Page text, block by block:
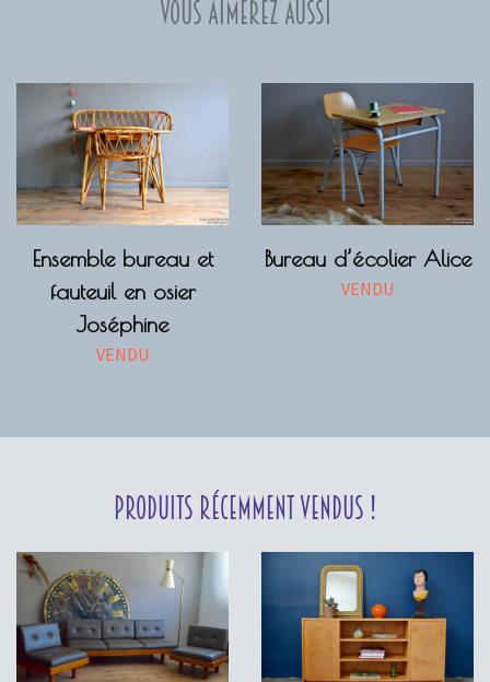
Vous aimerez aussi
Ensemble bureau et
fauteuil en osier
Joséphine
VENDU
Bureau d’écolier Alice
VENDU
Produits récemment vendus !